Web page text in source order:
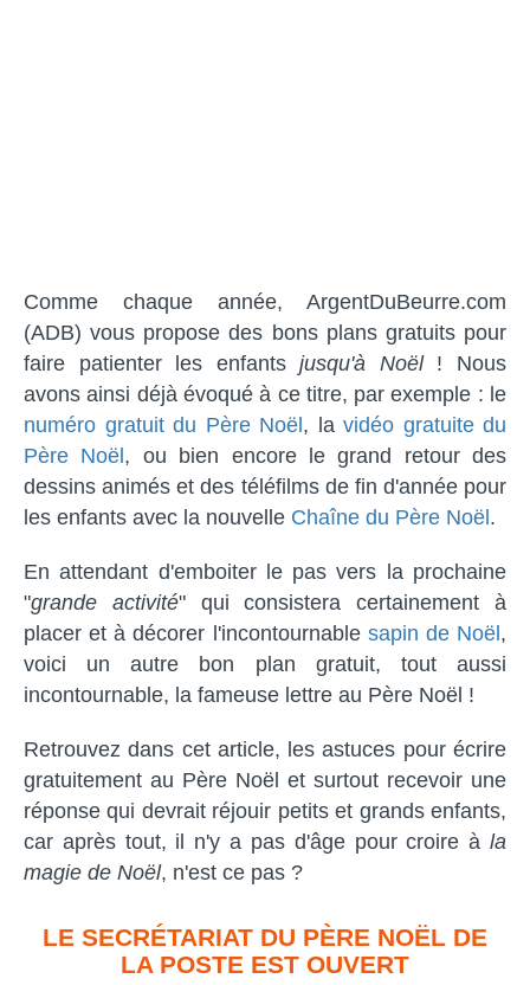
Comme chaque année, ArgentDuBeurre.com
(ADB) vous propose des bons plans gratuits pour
faire patienter les enfantsjusqu'à Noël! Nous
avons ainsi déjà évoqué à ce titre, par exemple : le
numéro gratuit du Père Noël , la vidéo gratuite du
Père Noël , ou bien encore le grand retour des
dessins animés et des téléfilms de fin d'année pour
les enfants avec la nouvelle Chaîne du Père Noël .
En attendant d'emboiter le pas vers la prochaine
"grande activité" qui consistera certainement à
placer et à décorer l'incontournable sapin de Noël ,
voici un autre bon plan gratuit, tout aussi
incontournable, la fameuse lettre au Père Noël !
Retrouvez dans cet article, les astuces pour écrire
gratuitement au Père Noël et surtout recevoir une
réponse qui devrait réjouir petits et grands enfants,
car après tout, il n'y a pas d'âge pour croire à la
magie de Noël, n'est ce pas ?
LE SECRÉTARIAT DU PÈRE NOËL DE
LA POSTE EST OUVERT